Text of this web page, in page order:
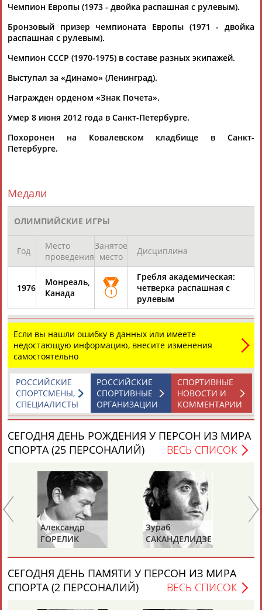
Каримжан
Аделя
Андрей
Рамазан
АБДУЛАЕВ
Камалудин
АБДУЛДАУДОВ
Абдула
АБДУЛЖАЛИЛОВ
Магомед
АБДУЛКАГИРОВАБДУЛЛАЕВ
24 персон из 13181
ЕЩЁ ПЕРСОНЫ
ТАБЛО АКТИВНОСТИ
Вопросы сотрудничества и совместной деятельностиinform@infosport.ru
Стадион, 1998-2026
Адресов в новостной рассылке: 996
Подпишись
Чемпион Европы (1973 - двойка распашная с рулевым).
Бронзовый призер чемпионата Европы (1971 - двойка
распашная с рулевым).
Чемпион СССР (1970-1975) в составе разных экипажей.
Выступал за «Динамо» (Ленинград).
Награжден орденом «Знак Почета».
Умер 8 июня 2012 года в Санкт-Петербурге.
Похоронен на Ковалевском кладбище в Санкт-
Петербурге.
Медали
ОЛИМПИЙСКИЕ ИГРЫ
Год
Место
проведения
Занятое
место
Дисциплина
1976
Монреаль,
Канада
1
Гребля академическая:
четверка распашная с
рулевым
Если вы нашли ошибку в данных или имеете
недостающую информацию, внесите изменения
самостоятельно
СПОРТИВНЫЕ
НОВОСТИ И
КОММЕНТАРИИ
РОССИЙСКИЕ
СПОРТИВНЫЕ
ОРГАНИЗАЦИИ
РОССИЙСКИЕ
СПОРТСМЕНЫ,
СПЕЦИАЛИСТЫ
СЕГОДНЯ ДЕНЬ РОЖДЕНИЯ У ПЕРСОН ИЗ МИРА
СПОРТА (25 ПЕРСОНАЛИЙ)
ВЕСЬ СПИСОК
Александр
ГОРЕЛИК
Зураб
САКАНДЕЛИДЗЕ
СЕГОДНЯ ДЕНЬ ПАМЯТИ У ПЕРСОН ИЗ МИРА
СПОРТА (2 ПЕРСОНАЛИЙ)
ВЕСЬ СПИСОК